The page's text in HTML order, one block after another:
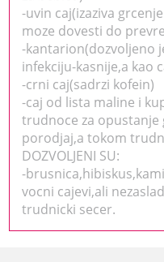
-uvin caj(izaziva
moze dovesti do
-kantarion(dozvoljeno
infekciju-kasnije,a kao
-crni caj(sadrzi kofein)
-caj od lista maline i
trudnoce za
porodjaj,a tokom
DOZVOLJENI SU:
-
vocni cajevi,ali
trudnicki secer.